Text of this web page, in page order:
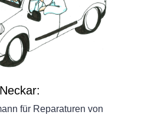
für Reparaturen von